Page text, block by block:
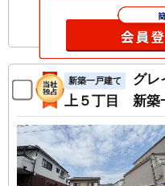
新築一戸建て
グレ
上５丁目 新築